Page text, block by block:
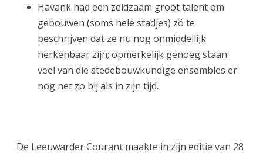
Havank had een zeldzaam groot talent om
gebouwen (soms hele stadjes) zó te
beschrijven dat ze nu nog onmiddellijk
herkenbaar zijn; opmerkelijk genoeg staan
veel van die stedebouwkundige ensembles er
nog net zo bij als in zijn tijd.
De Leeuwarder Courant maakte in zijn editie van 28